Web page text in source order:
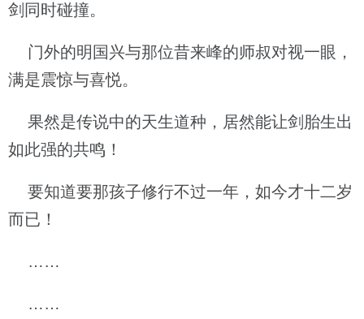
剑同时碰撞。
门外的明国兴与那位昔来峰的师叔对视一眼，
满是震惊与喜悦。
果然是传说中的天生道种，居然能让剑胎生出
如此强的共鸣！
要知道要那孩子修行不过一年，如今才十二岁
而已！
……
……